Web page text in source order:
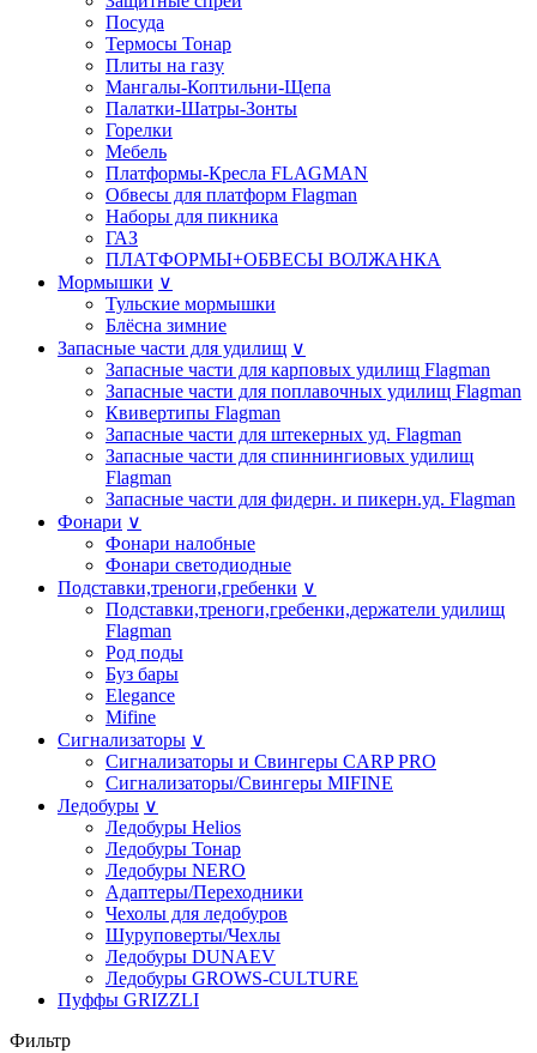
Посуда
Термосы Тонар
Плиты на газу
Мангалы-Коптильни-Щепа
Палатки-Шатры-Зонты
Горелки
Мебель
Платформы-Кресла FLAGMAN
Обвесы для платформ Flagman
Наборы для пикника
ГАЗ
ПЛАТФОРМЫ+ОБВЕСЫ ВОЛЖАНКА
Мормышки ∨
Тульские мормышки
Блёсна зимние
Запасные части для удилищ ∨
Запасные части для карповых удилищ Flagman
Запасные части для поплавочных удилищ Flagman
Квивертипы Flagman
Запасные части для штекерных уд. Flagman
Запасные части для спиннингиовых удилищ
Flagman
Запасные части для фидерн. и пикерн.уд. Flagman
Фонари ∨
Фонари налобные
Фонари светодиодные
Подставки,треноги,гребенки ∨
Подставки,треноги,гребенки,держатели удилищ
Flagman
Род поды
Буз бары
Elegance
Mifine
Сигнализаторы ∨
Сигнализаторы и Свингеры CARP PRO
Сигнализаторы/Свингеры MIFINE
Ледобуры ∨
Ледобуры Helios
Ледобуры Тонар
Ледобуры NERO
Адаптеры/Переходники
Чехолы для ледобуров
Шуруповерты/Чехлы
Ледобуры DUNAEV
Ледобуры GROWS-CULTURE
Пуффы GRIZZLI
Фильтр